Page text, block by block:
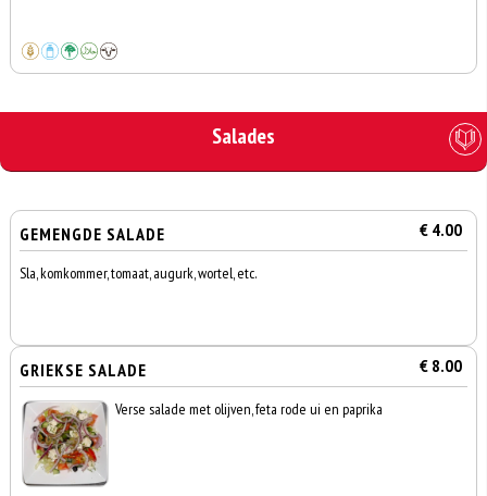
Salades
GEMENGDE SALADE € 4.00
Sla, komkommer, tomaat, augurk, wortel, etc.
GRIEKSE SALADE € 8.00
Verse salade met olijven, feta rode ui en paprika